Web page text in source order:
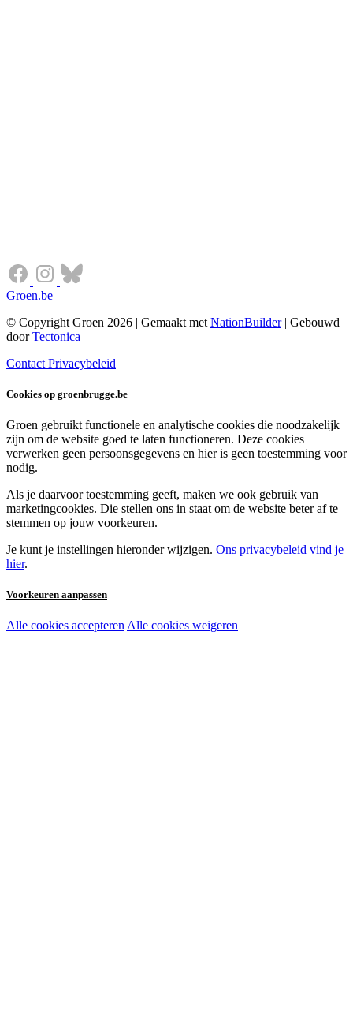
Groen.be
© Copyright Groen 2026 | Gemaakt met NationBuilder| Gebouwd
doorTectonica
Contact Privacybeleid
Cookies op groenbrugge.be
Groen gebruikt functionele en analytische cookies die noodzakelijk
zijn om de website goed te laten functioneren. Deze cookies
verwerken geen persoonsgegevens en hier is geen toestemming voor
nodig.
Als je daarvoor toestemming geeft, maken we ook gebruik van
marketingcookies. Die stellen ons in staat om de website beter af te
stemmen op jouw voorkeuren.
Je kunt je instellingen hieronder wijzigen. Ons privacybeleid vind je
hier.
Voorkeuren aanpassen
Noodzakelijke cookies:
Alle cookies accepteren Alle cookies weigeren